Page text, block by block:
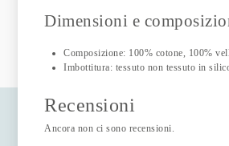
Dimensioni e
Composizione: 100% cotone, 100%
Imbottitura: tessuto non tessuto in
Recensioni
Ancora non ci sono recensioni.